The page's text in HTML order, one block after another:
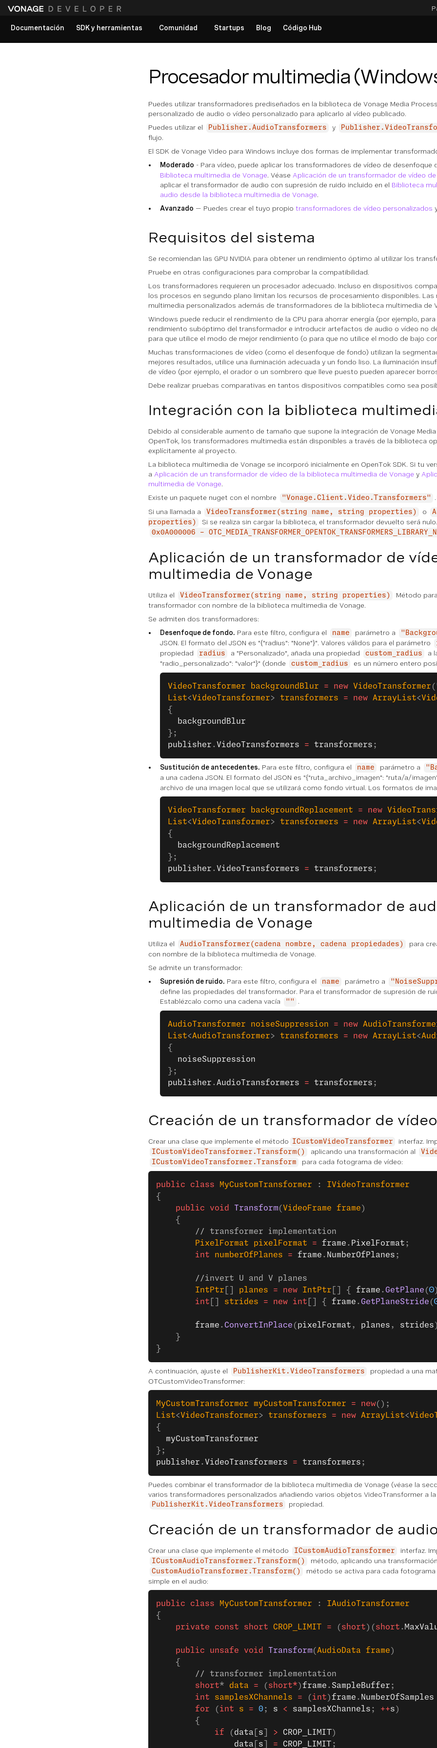
Documentación
SDK y herramientas Comunidad Startups Blog Código Hub
Procesador multimedia
Puedes utilizar transformadores prediseñados en la biblioteca de Vonage Media
personalizado de audio o vídeo personalizado para aplicarlo al vídeo publicado.
Puedes utilizar el
Publisher.AudioTransformers y
flujo.
El SDK de Vonage Video para Windows incluye dos formas de implementar
Moderado - Para vídeo, puede aplicar los transformadores de vídeo de
Biblioteca multimedia de Vonage. Véase Aplicación de un transformador de vídeo
aplicar el transformador de audio con supresión de ruido incluido en el Biblioteca
audio desde la biblioteca multimedia de Vonage.
Avanzado — Puedes crear el tuyo propio transformadores de vídeo personalizados
Requisitos del sistema
Se recomiendan las GPU NVIDIA para obtener un rendimiento óptimo al utilizar los
Pruebe en otras configuraciones para comprobar la compatibilidad.
Los transformadores requieren un procesador adecuado. Incluso en dispositivos
los procesos en segundo plano limitan los recursos de procesamiento disponibles.
multimedia personalizados además de transformadores de la biblioteca multimedia de
Windows puede reducir el rendimiento de la CPU para ahorrar energía (por ejemplo,
rendimiento subóptimo del transformador e introducir artefactos de audio o vídeo no
para que utilice el modo de mejor rendimiento (o para que no utilice el modo de bajo
Muchas transformaciones de vídeo (como el desenfoque de fondo) utilizan la
mejores resultados, utilice una iluminación adecuada y un fondo liso. La iluminación
de vídeo (por ejemplo, el orador o un sombrero que lleve puesto pueden aparecer
Debe realizar pruebas comparativas en tantos dispositivos compatibles como sea
Integración con la biblioteca
Debido al considerable aumento de tamaño que supone la integración de Vonage Media
OpenTok, los transformadores multimedia están disponibles a través de la biblioteca
explícitamente al proyecto.
La biblioteca multimedia de Vonage se incorporó inicialmente en OpenTok SDK. Si tu
a Aplicación de un transformador de vídeo de la biblioteca multimedia de Vonage y
multimedia de Vonage.
Existe un paquete nuget con el nombre
"Vonage.Client.Video.Transformers"
Si una llamada a
VideoTransformer(string name, string properties) o
properties)
Si se realiza sin cargar la biblioteca, el transformador devuelto será
0x0A000006 -
Aplicación de un transformador de
multimedia de Vonage
Utiliza el VideoTransformer(string name, string properties)
Método
transformador con nombre de la biblioteca multimedia de Vonage.
Se admiten dos transformadores:
Desenfoque de fondo. Para este filtro, configura el name parámetro a
JSON. El formato del JSON es "{"radius": "None"}". Valores válidos para el parámetro
propiedad
radius a "Personalizado", añada una propiedad custom_radius
a
"radio_personalizado": "valor"}" (donde
custom_radius es un número entero
VideoTransformer backgroundBlur = new VideoTransformer (
List<VideoTransformer> transformers = new ArrayList<
{
  backgroundBlur
};
publisher . VideoTransformers = transformers ;
Sustitución de antecedentes. Para este filtro, configura el name parámetro a
a una cadena JSON. El formato del JSON es "{"ruta_archivo_imagen": "ruta/a/
archivo de una imagen local que se utilizará como fondo virtual. Los formatos de
VideoTransformer backgroundReplacement = new
List<VideoTransformer> transformers = new ArrayList<
{
  backgroundReplacement
};
publisher . VideoTransformers = transformers ;
Aplicación de un transformador de
multimedia de Vonage
Utiliza el AudioTransformer(cadena nombre, cadena propiedades)
para
con nombre de la biblioteca multimedia de Vonage.
Se admite un transformador:
Supresión de ruido. Para este filtro, configura el name parámetro a
define las propiedades del transformador. Para el transformador de supresión de
Establézcalo como una cadena vacía
"" .
AudioTransformer noiseSuppression = new
List<AudioTransformer> transformers = new ArrayList<
{
  noiseSuppression
};
publisher . AudioTransformers = transformers ;
Creación de un transformador de
Crear una clase que implemente el método ICustomVideoTransformer interfaz.
ICustomVideoTransformer.Transform() aplicando una transformación al
ICustomVideoTransformer.Transform para cada fotograma de vídeo:
public class MyCustomTransformer : IVideoTransformer
{
    public
void Transform( VideoFrame frame )
    {
        // transformer implementation
        PixelFormat
pixelFormat = frame . PixelFormat ;
        int
numberOfPlanes = frame . NumberOfPlanes ;
        //invert U and V planes
        IntPtr
planes = new IntPtr [] { frame .GetPlane (0
        int
strides = new int [] { frame .GetPlaneStride (
        frame
.ConvertInPlace ( pixelFormat , planes , strides
    }
}
A continuación, ajuste el PublisherKit.VideoTransformers
propiedad a una
OTCustomVideoTransformer:
MyCustomTransformer myCustomTransformer = new();
List<VideoTransformer> transformers = new ArrayList<
{
  myCustomTransformer
};
publisher . VideoTransformers = transformers ;
Puedes combinar el transformador de la biblioteca multimedia de Vonage (véase la
varios transformadores personalizados añadiendo varios objetos VideoTransformer a
PublisherKit.VideoTransformers propiedad.
Creación de un transformador de
Crear una clase que implemente el método ICustomAudioTransformer interfaz.
ICustomAudioTransformer.Transform() método, aplicando una
CustomAudioTransformer.Transform()
método se activa para cada
simple en el audio:
public class MyCustomTransformer : IAudioTransformer
{
    private
const short CROP_LIMIT = ( short )( short .
    public
unsafe void Transform(AudioData frame )
    {
        // transformer implementation
        short
* data = ( short* )frame . SampleBuffer ;
        int
samplesXChannels = ( int )frame . NumberOfSamples
        for
( int s = 0 ; s < samplesXChannels ; ++s )
        {
            if
( data s > CROP_LIMIT)
                data
s = CROP_LIMIT ;